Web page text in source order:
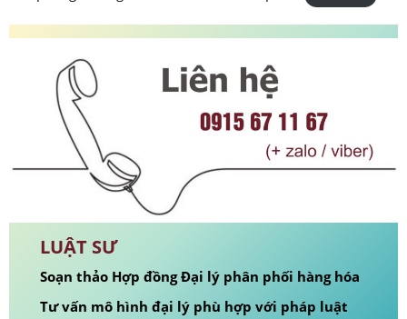
LUẬT SƯ
Soạn thảo Hợp đồng Đại lý phân phối hàng hóa
Tư vấn mô hình đại lý phù hợp với pháp luật